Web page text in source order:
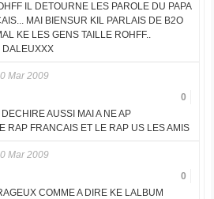
IL DETOURNE LES PAROLE DU PAPA
MAI BIENSUR KIL PARLAIS DE B2O
KE LES GENS TAILLE ROHFF..
DALEUXXX
Mar 2009
0
AUSSI MAI A NE AP
RAP FRANCAIS ET LE RAP US LES AMIS
Mar 2009
0
COMME A DIRE KE LALBUM